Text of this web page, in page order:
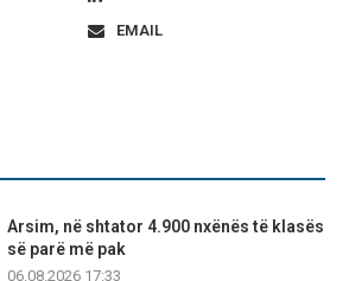
EMAIL
Arsim, në shtator 4.900 nxënës të klasës
së parë më pak
06.08.2026 17:33